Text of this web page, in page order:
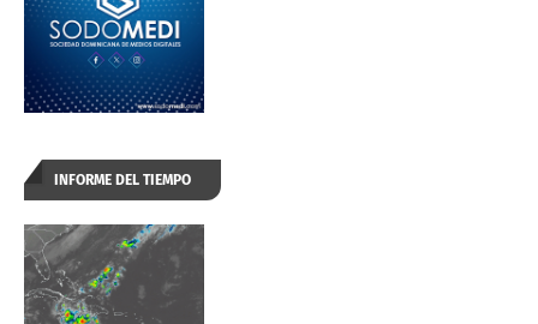
INFORME DEL TIEMPO